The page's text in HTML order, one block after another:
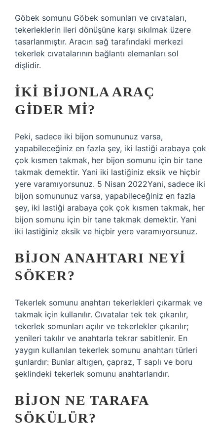
Göbek somunu Göbek somunları ve cıvataları,
tekerleklerin ileri dönüşüne karşı sıkılmak üzere
tasarlanmıştır. Aracın sağ tarafındaki merkezi
tekerlek cıvatalarının bağlantı elemanları sol
dişlidir.
İKI BIJONLA ARAÇ
GIDER MI?
Peki, sadece iki bijon somununuz varsa,
yapabileceğiniz en fazla şey, iki lastiği arabaya çok
çok kısmen takmak, her bijon somunu için bir tane
takmak demektir. Yani iki lastiğiniz eksik ve hiçbir
yere varamıyorsunuz. 5 Nisan 2022Yani, sadece iki
bijon somununuz varsa, yapabileceğiniz en fazla
şey, iki lastiği arabaya çok çok kısmen takmak, her
bijon somunu için bir tane takmak demektir. Yani
iki lastiğiniz eksik ve hiçbir yere varamıyorsunuz.
BIJON ANAHTARI NEYI
SÖKER?
Tekerlek somunu anahtarı tekerlekleri çıkarmak ve
takmak için kullanılır. Cıvatalar tek tek çıkarılır,
tekerlek somunları açılır ve tekerlekler çıkarılır;
yenileri takılır ve anahtarla tekrar sabitlenir. En
yaygın kullanılan tekerlek somunu anahtarı türleri
şunlardır: Bunlar altıgen, çapraz, T saplı ve boru
şeklindeki tekerlek somunu anahtarlarıdır.
BIJON NE TARAFA
SÖKÜLÜR?